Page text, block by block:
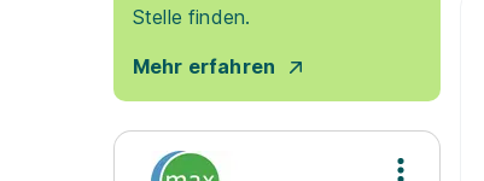
Stelle finden.
Mehr erfahren